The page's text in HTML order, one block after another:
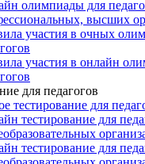
олимпиады для
высших
участия в очных
участия в онлайн
для педагогов
тестирование для
тестирование для
тестирование для